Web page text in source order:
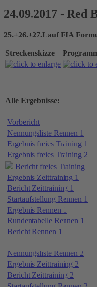
24.09.2017 - Red
25.+26.+27.Lauf FIA
Streckenskizze
Alle Ergebnisse:
Vorbericht
Nennungsliste Rennen 1
Ergebnis freies Training 1
Ergebnis freies Training 2
Bericht freies Training
Ergebnis Zeittraining 1
Bericht Zeittraining 1
Startaufstellung Rennen 1
Ergebnis Rennen 1
Rundentabelle Rennen 1
Bericht Rennen 1
Nennungsliste Rennen 2
Ergebnis Zeittraining 2
Bericht Zeittraining 2